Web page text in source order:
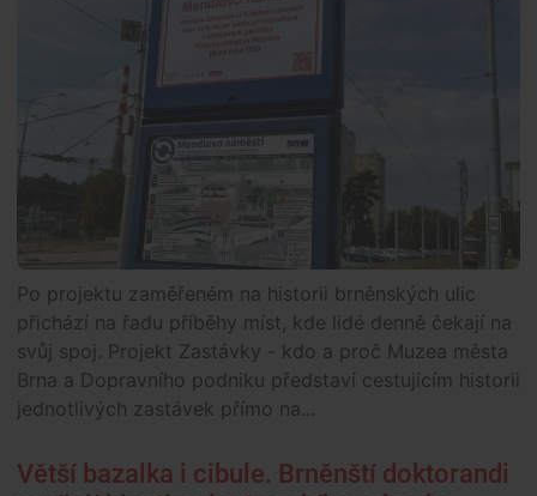
Po projektu zaměřeném na historii brněnských ulic
přichází na řadu příběhy míst, kde lidé denně čekají na
svůj spoj. Projekt Zastávky - kdo a proč Muzea města
Brna a Dopravního podniku představí cestujícím historii
jednotlivých zastávek přímo na...
Větší bazalka i cibule. Brněnští doktorandi